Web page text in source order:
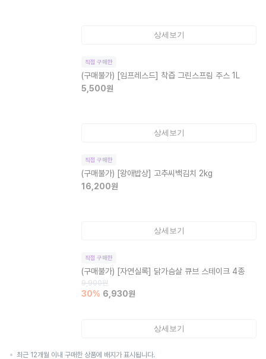
상세보기
직접 구매한
(구매불가) [임프레스드] 착즙 그린스프림 주스 1L
5,500원
상세보기
직접 구매한
(구매불가) [왕애밥상] 고추씨백김치 2kg
16,200원
상세보기
직접 구매한
(구매불가) [자연실록] 닭가슴살 큐브 스테이크 4종
9,900원
30% 6,930원
상세보기
최근 12개월 이내 구매한 상품에 배지가 표시됩니다.